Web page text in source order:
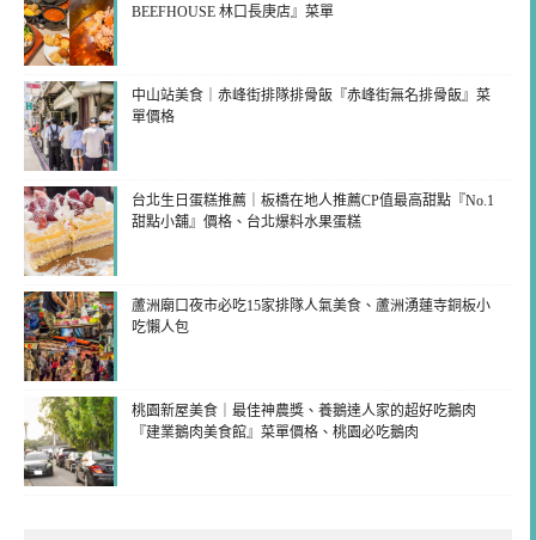
BEEFHOUSE 林口長庚店』菜單
中山站美食｜赤峰街排隊排骨飯『赤峰街無名排骨飯』菜
單價格
台北生日蛋糕推薦｜板橋在地人推薦CP值最高甜點『No.1
甜點小舖』價格、台北爆料水果蛋糕
蘆洲廟口夜市必吃15家排隊人氣美食、蘆洲湧蓮寺銅板小
吃懶人包
桃園新屋美食｜最佳神農獎、養鵝達人家的超好吃鵝肉
『建業鵝肉美食館』菜單價格、桃園必吃鵝肉